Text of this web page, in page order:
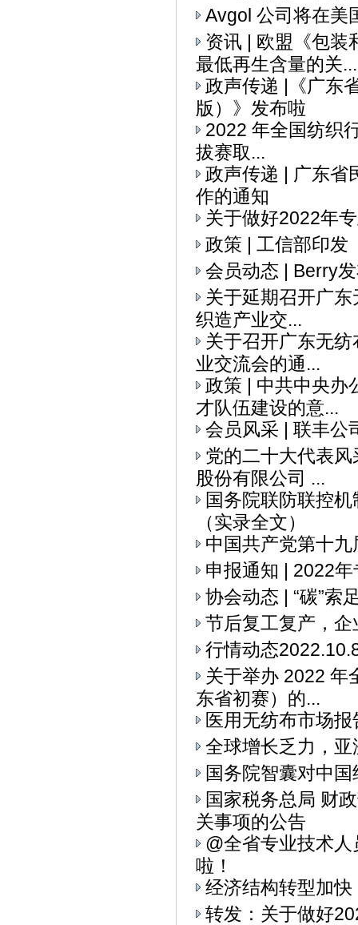
Avgol 公司将在美
资讯 | 欧盟《包装
最低再生含量的关...
政声传递 |《广东
版）》发布啦
2022 年全国纺织
拔赛取...
政声传递 | 广东省
作的通知
关于做好2022年
政策 | 工信部印发
会员动态 | Berry
关于延期召开广东
织造产业交...
关于召开广东无纺
业交流会的通...
政策 | 中共中央办
才队伍建设的意...
会员风采 | 联丰公
党的二十大代表
股份有限公司 ...
国务院联防联控
（实录全文）
中国共产党第十
申报通知 | 2022
协会动态 | “碳”
节后复工复产，
行情动态
关于举办 2022 年
东省初赛）的...
医用无纺布市场报
全球增长乏力，
国务院智囊对中
国家税务总局 财
关事项的公告
@全省专业技术
啦！
经济结构转型加
转发：关于做好